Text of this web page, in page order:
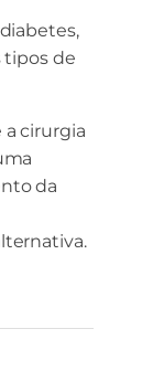
tipos de
a cirurgia
da